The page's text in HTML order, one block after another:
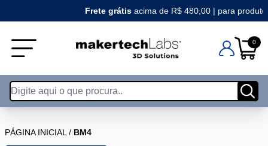
Frete grátisacima de R$ 480,00 | para produtos
0
PÁGINA INICIAL / BM4